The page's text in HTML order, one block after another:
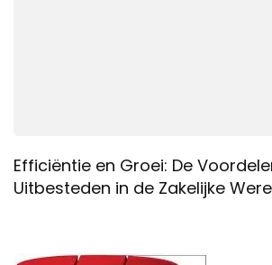
Efficiëntie en Groei: De
Uitbesteden in de Zakelijke